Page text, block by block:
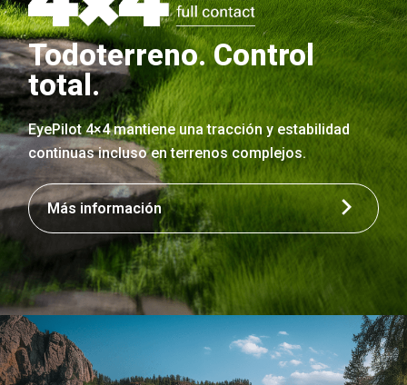
Todoterreno. Control
total.
EyePilot 4×4 mantiene una tracción y estabilidad
continuas incluso en terrenos complejos.
Más información